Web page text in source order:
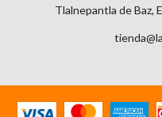
Tlalnepantla de Baz,